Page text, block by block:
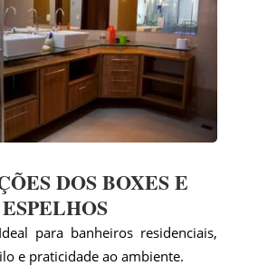
DOS BOXES E
ESPELHOS
para banheiros residenciais,
e praticidade ao ambiente.